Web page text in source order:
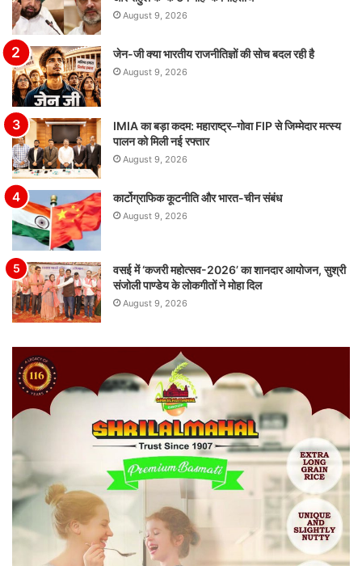
August 9, 2026
जेन-जी क्या भारतीय राजनीतिज्ञों की सोच बदल रही है
August 9, 2026
IMIA का बड़ा कदम: महाराष्ट्र–गोवा FIP से जिम्मेदार मत्स्य
पालन को मिली नई रफ्तार
August 9, 2026
कार्टोग्राफिक कूटनीति और भारत-चीन संबंध
August 9, 2026
वसई में ‘कजरी महोत्सव-2026’ का शानदार आयोजन, सुश्री
संजोली पाण्डेय के लोकगीतों ने मोहा दिल
August 9, 2026